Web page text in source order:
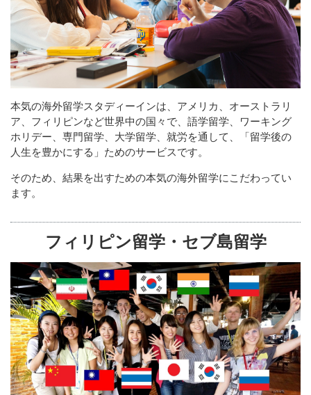
本気の海外留学スタディーインは、アメリカ、オーストラリ
ア、フィリピンなど世界中の国々で、語学留学、ワーキング
ホリデー、専門留学、大学留学、就労を通して、「留学後の
人生を豊かにする」ためのサービスです。
そのため、結果を出すための本気の海外留学にこだわってい
ます。
フィリピン留学・セブ島留学